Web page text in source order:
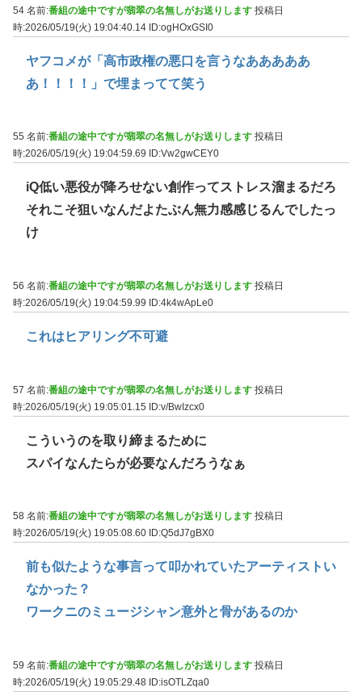
54 名前:番組の途中ですが翡翠の名無しがお送りします 投稿日
時:2026/05/19(火) 19:04:40.14 ID:ogHOxGSI0
ヤフコメが「高市政権の悪口を言うなあああああ
あ！！！！」で埋まってて笑う
55 名前:番組の途中ですが翡翠の名無しがお送りします 投稿日
時:2026/05/19(火) 19:04:59.69
ID:Vw2gwCEY0
iQ低い悪役が降ろせない創作ってストレス溜まるだろ
それこそ狙いなんだよたぶん無力感感じるんでしたっ
け
56 名前:番組の途中ですが翡翠の名無しがお送りします 投稿日
時:2026/05/19(火) 19:04:59.99
ID:4k4wApLe0
これはヒアリング不可避
57 名前:番組の途中ですが翡翠の名無しがお送りします 投稿日
時:2026/05/19(火) 19:05:01.15 ID:v/BwIzcx0
こういうのを取り締まるために
スパイなんたらが必要なんだろうなぁ
58 名前:番組の途中ですが翡翠の名無しがお送りします 投稿日
時:2026/05/19(火) 19:05:08.60 ID:Q5dJ7gBX0
前も似たような事言って叩かれていたアーティストい
なかった？
ワークニのミュージシャン意外と骨があるのか
59 名前:番組の途中ですが翡翠の名無しがお送りします 投稿日
時:2026/05/19(火) 19:05:29.48 ID:isOTLZqa0